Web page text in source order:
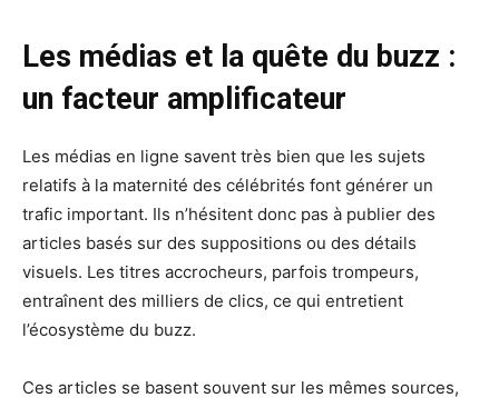
Les médias et la quête du buzz :
un facteur amplificateur
Les médias en ligne savent très bien que les sujets
relatifs à la maternité des célébrités font générer un
trafic important. Ils n’hésitent donc pas à publier des
articles basés sur des suppositions ou des détails
visuels. Les titres accrocheurs, parfois trompeurs,
entraînent des milliers de clics, ce qui entretient
l’écosystème du buzz.
Ces articles se basent souvent sur les mêmes sources,